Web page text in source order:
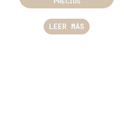
LEER MÁS